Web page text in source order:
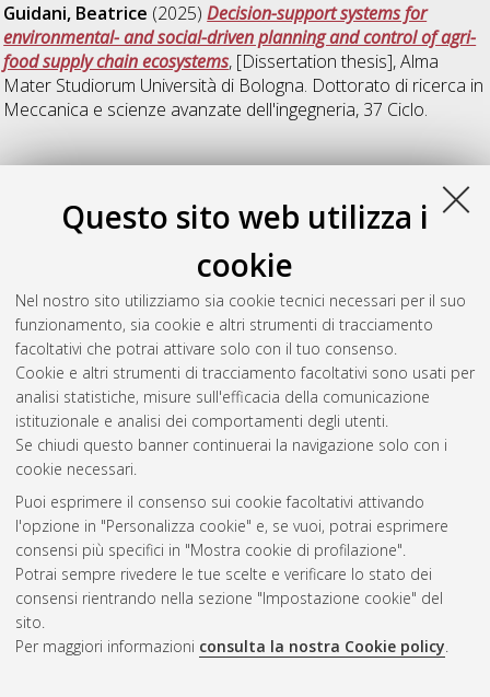
Questo sito web utilizza i
cookie
Nel nostro sito utilizziamo sia cookie tecnici necessari per il suo
funzionamento, sia cookie e altri strumenti di tracciamento
facoltativi che potrai attivare solo con il tuo consenso.
Cookie e altri strumenti di tracciamento facoltativi sono usati per
analisi statistiche, misure sull'efficacia della comunicazione
istituzionale e analisi dei comportamenti degli utenti.
Se chiudi questo banner continuerai la navigazione solo con i
cookie necessari.
Puoi esprimere il consenso sui cookie facoltativi attivando
l'opzione in "Personalizza cookie" e, se vuoi, potrai esprimere
consensi più specifici in "Mostra cookie di profilazione".
Potrai sempre rivedere le tue scelte e verificare lo stato dei
consensi rientrando nella sezione "Impostazione cookie" del
sito.
Per maggiori informazioni consulta la nostra Cookie policy.
Guidani, Beatrice (2025)Decision-support systems for
environmental- and social-driven planning and control of agri-
food supply chain ecosystems, [Dissertation thesis], Alma
Mater Studiorum Università di Bologna. Dottorato di ricerca in
Meccanica e scienze avanzate dell'ingegneria, 37 Ciclo.
V
Ventura, Valentina (2025)Methods and tools for enabling
industrial symbiosis networks in the context of industry 4.0
[Dissertation thesis], Alma Mater Studiorum Università di
Bologna. Dottorato di ricerca inMeccanica e scienze
avanzate dell'ingegneria, 37 Ciclo.
Questa lista e' stata generata ilSat Aug 8 20:35:49 2026
Atom
Rss 1.0
Rss 2.0
ISSN: 2038-7946